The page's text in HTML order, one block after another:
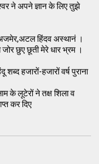
ने अपने ज्ञान के लिए तुझे
हिंदव अस्थानं ।
जोर छुए छूती मेरे धार भ्रम ।
हजारों-हजारों वर्ष पुराना
के लूटेरों ने तक्ष शिला व
कर दिए